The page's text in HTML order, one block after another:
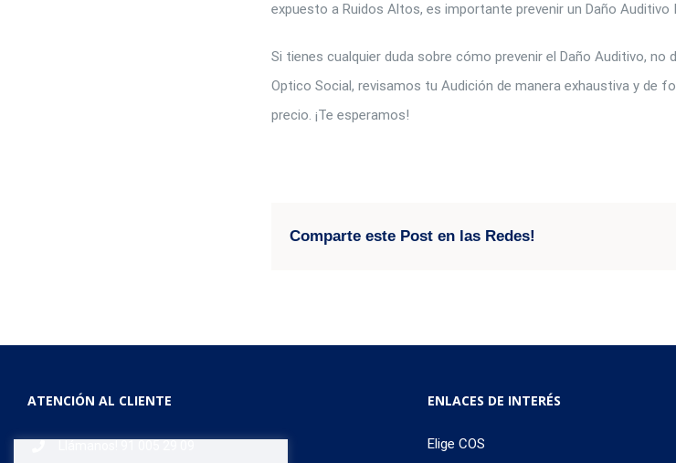
expuesto a Ruidos Altos, es importante prevenir un Daño Auditivo
Si tienes cualquier duda sobre cómo prevenir el Daño Auditivo, no
Optico Social, revisamos tu Audición de manera exhaustiva y de
precio. ¡Te esperamos!
Comparte este Post en las Redes!
ATENCIÓN AL CLIENTE ENLACES DE INTERÉS
Elige COS